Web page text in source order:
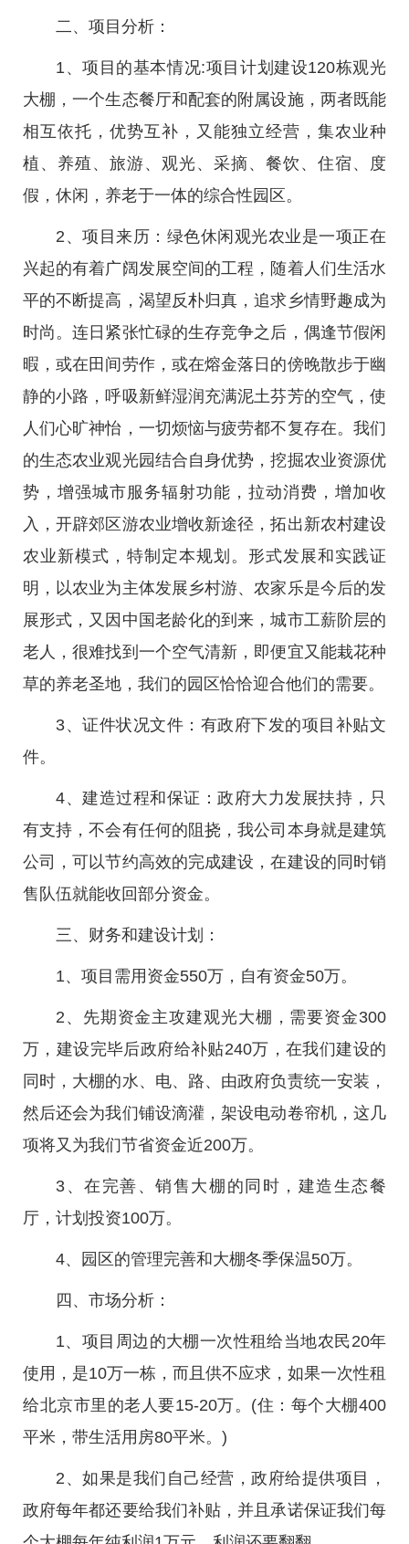
二、项目分析：
1、项目的基本情况:项目计划建设120栋观光
大棚，一个生态餐厅和配套的附属设施，两者既能
相互依托，优势互补，又能独立经营，集农业种
植、养殖、旅游、观光、采摘、餐饮、住宿、度
假，休闲，养老于一体的综合性园区。
2、项目来历：绿色休闲观光农业是一项正在
兴起的有着广阔发展空间的工程，随着人们生活水
平的不断提高，渴望反朴归真，追求乡情野趣成为
时尚。连日紧张忙碌的生存竞争之后，偶逢节假闲
暇，或在田间劳作，或在熔金落日的傍晚散步于幽
静的小路，呼吸新鲜湿润充满泥土芬芳的空气，使
人们心旷神怡，一切烦恼与疲劳都不复存在。我们
的生态农业观光园结合自身优势，挖掘农业资源优
势，增强城市服务辐射功能，拉动消费，增加收
入，开辟郊区游农业增收新途径，拓出新农村建设
农业新模式，特制定本规划。形式发展和实践证
明，以农业为主体发展乡村游、农家乐是今后的发
展形式，又因中国老龄化的到来，城市工薪阶层的
老人，很难找到一个空气清新，即便宜又能栽花种
草的养老圣地，我们的园区恰恰迎合他们的需要。
3、证件状况文件：有政府下发的项目补贴文
件。
4、建造过程和保证：政府大力发展扶持，只
有支持，不会有任何的阻挠，我公司本身就是建筑
公司，可以节约高效的完成建设，在建设的同时销
售队伍就能收回部分资金。
三、财务和建设计划：
1、项目需用资金550万，自有资金50万。
2、先期资金主攻建观光大棚，需要资金300
万，建设完毕后政府给补贴240万，在我们建设的
同时，大棚的水、电、路、由政府负责统一安装，
然后还会为我们铺设滴灌，架设电动卷帘机，这几
项将又为我们节省资金近200万。
3、在完善、销售大棚的同时，建造生态餐
厅，计划投资100万。
4、园区的管理完善和大棚冬季保温50万。
四、市场分析：
1、项目周边的大棚一次性租给当地农民20年
使用，是10万一栋，而且供不应求，如果一次性租
给北京市里的老人要15-20万。(住：每个大棚400
平米，带生活用房80平米。)
2、如果是我们自己经营，政府给提供项目，
政府每年都还要给我们补贴，并且承诺保证我们每